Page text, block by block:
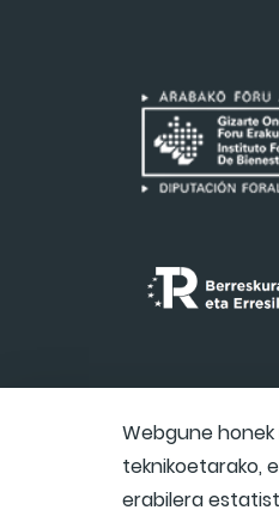
Webgune
teknikoetarako,
erabilera